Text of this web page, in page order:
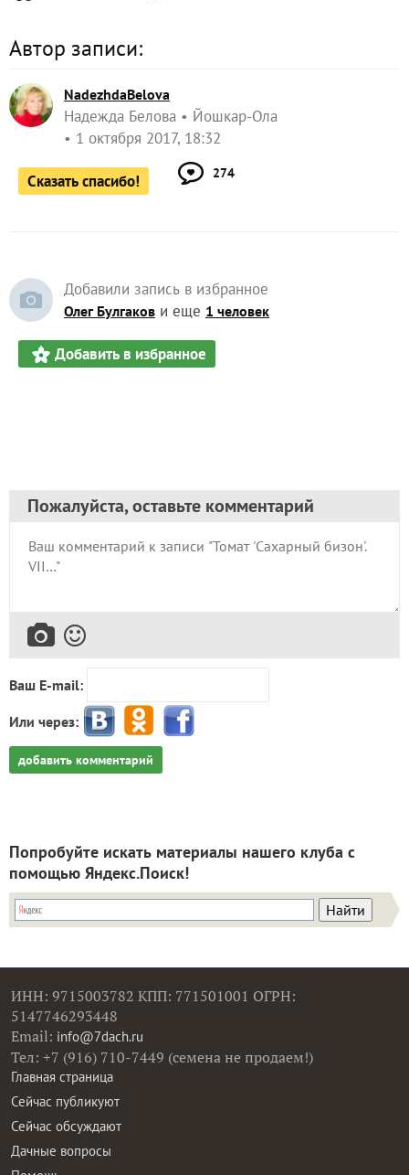
Автор записи:
NadezhdaBelova
Надежда Белова
Йошкар-Ола
1 октября 2017, 18:32
Сказать спасибо! 274
Добавили запись в избранное
Олег Булгаков и еще 1 человек
Добавить в избранное
Пожалуйста, оставьте комментарий
Ваш E-mail:
Или через:
добавить комментарий
Попробуйте искать материалы нашего клуба с
помощью Яндекс.Поиск!
ИНН: 9715003782 КПП: 771501001 ОГРН:
5147746293448
Email: info@7dach.ru
Тел: +7 (916) 710-7449 (семена не продаем!)
Главная страница
Сейчас публикуют
Сейчас обсуждают
Дачные вопросы